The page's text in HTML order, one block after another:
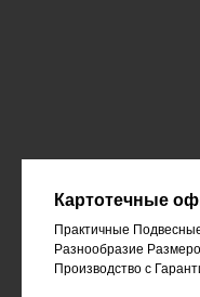
Картотечные
Практичные
Разнообразие
Производство с